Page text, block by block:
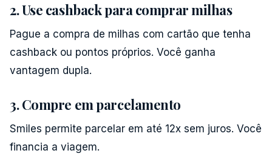
2. Use cashback para comprar milhas
Pague a compra de milhas com cartão que tenha
cashback ou pontos próprios. Você ganha
vantagem dupla.
3. Compre em parcelamento
Smiles permite parcelar em até 12x sem juros. Você
financia a viagem.